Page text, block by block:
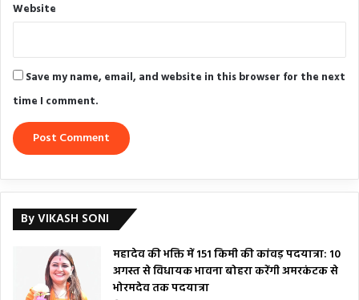
Website
Save my name, email, and website in this browser for the next
time I comment.
By VIKASH SONI
महादेव की भक्ति में 151 किमी की कांवड़ पदयात्रा: 10
अगस्त से विधायक भावना बोहरा करेंगी अमरकंटक से
भोरमदेव तक पदयात्रा